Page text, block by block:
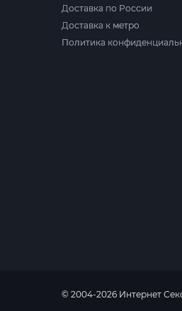
Доставка по России
Доставка к метро
Политика
© 2004-2026 Интернет